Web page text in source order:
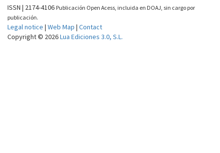
ISSN | 2174-4106 Publicación Open Acess, incluida en DOAJ, sin cargo por
publicación.
Legal notice | Web Map | Contact
Copyright © 2026Lua Ediciones 3.0, S.L.